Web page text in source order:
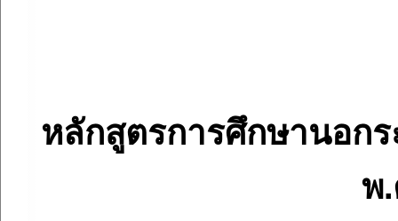
หลักสูตรการศึกษานอก
พ